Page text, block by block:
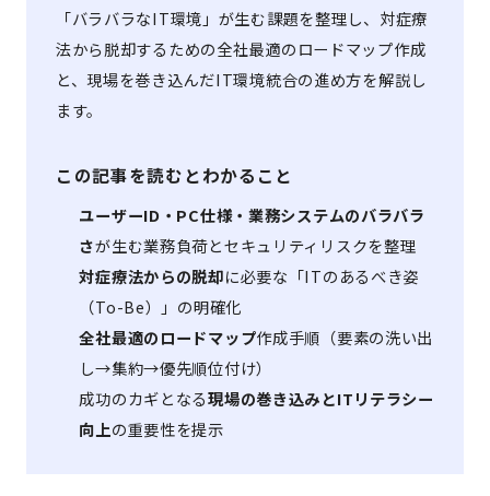
「バラバラなIT環境」が生む課題を整理し、対症療
法から脱却するための全社最適のロードマップ作成
と、現場を巻き込んだIT環境統合の進め方を解説し
ます。
この記事を読むとわかること
ユーザーID・PC仕様・業務システムのバラバラ
さが生む業務負荷とセキュリティリスクを整理
対症療法からの脱却に必要な「ITのあるべき姿
（To-Be）」の明確化
全社最適のロードマップ作成手順（要素の洗い出
し→集約→優先順位付け）
成功のカギとなる現場の巻き込みとITリテラシー
向上の重要性を提示